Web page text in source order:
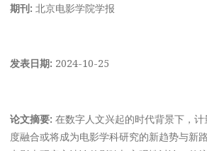
期刊: 北京电影学院学报
发表日期: 2024-10-25
论文摘要: 在数字人文兴起的时代背景下，
度融合或将成为电影学科研究的新趋势与新